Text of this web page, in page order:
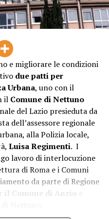
Turistica – afferma il
rappresenta una risposta
territorio nel periodo
a disposizione di
prossimità che rafforza
a rendere il nostro
e sicuro. La sinergia tra
e migliorare le condizioni
due patti per
Urbana, uno con il
il Comune di Nettuno
del Lazio presieduta da
dell’assessore regionale
alla Polizia locale,
Luisa Regimenti. I
lavoro di interlocuzione
di Roma e i Comuni
da parte di Regione
il Comune di Anzio e